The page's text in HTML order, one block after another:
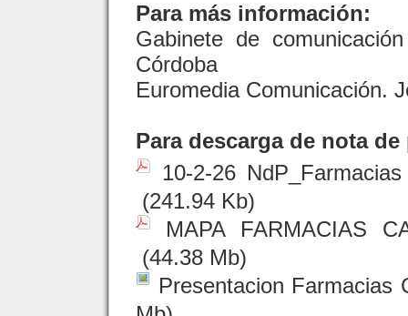
Para más información:
Gabinete de
Córdoba
Euromedia Comunicación.
Para descarga de nota
10-2-26
(241.94 Kb)
MAPA FARMACIAS
(44.38 Mb)
Presentacion Farmacias